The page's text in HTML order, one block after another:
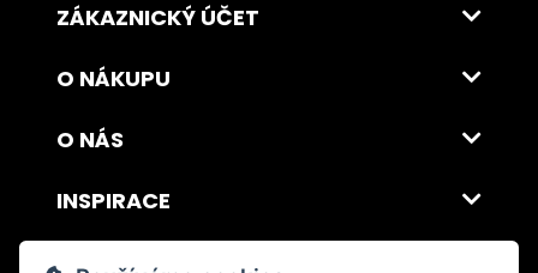
ZÁKAZNICKÝ ÚČET
O NÁKUPU
O NÁS
INSPIRACE
DOPRAVA A PLATBA